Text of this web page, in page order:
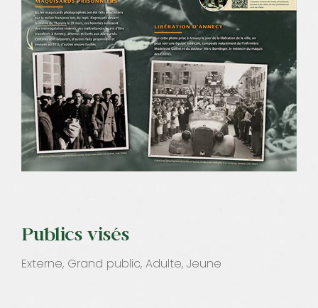
Publics visés
Externe, Grand public, Adulte, Jeune